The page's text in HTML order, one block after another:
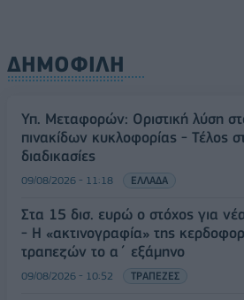
ΔΗΜΟΦΙΛΗ
Υπ. Μεταφορών: Οριστική λύση
πινακίδων κυκλοφορίας - Τέλος
διαδικασίες
09/08/2026 - 11:18 ΕΛΛΑΔΑ
Στα 15 δισ. ευρώ ο στόχος για
- Η «ακτινογραφία» της
τραπεζών το α΄ εξάμηνο
09/08/2026 - 10:52 ΤΡΑΠΕΖΕΣ